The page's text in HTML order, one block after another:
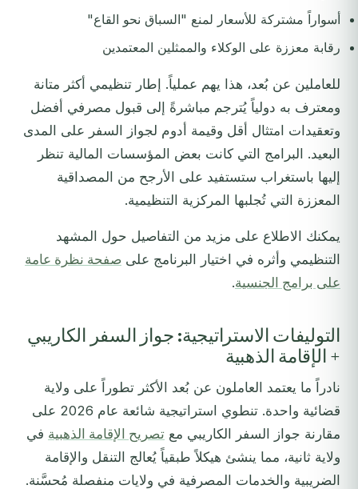
أسواراً مشتركة للأسعار لمنع "السباق نحو القاع"
رقابة معززة على الوكلاء والممثلين المعتمدين
للعاملين عن بُعد، هذا يهم عملياً. إطار تنظيمي أكثر متانة
ومعترف به دولياً يُترجم مباشرةً إلى قبول مصرفي أفضل
وتعقيدات امتثال أقل وقيمة أدوم لجواز السفر على المدى
البعيد. البرامج التي كانت بعض المؤسسات المالية تنظر
إليها باستغراب ستستفيد على الأرجح من المصداقية
المعززة التي تُجلبها المركزية التنظيمية.
يمكنك الاطلاع على مزيد من التفاصيل حول المشهد
التنظيمي وأثره في اختيار البرنامج على صفحة نظرة عامة
على برامج الجنسية.
التوليفات الاستراتيجية: جواز السفر الكاريبي
+ الإقامة الذهبية
نادراً ما يعتمد العاملون عن بُعد الأكثر تطوراً على ولاية
قضائية واحدة. تنطوي استراتيجية شائعة عام 2026 على
مقارنة جواز السفر الكاريبي مع تصريح الإقامة الذهبية في
ولاية ثانية، مما ينشئ هيكلاً طبقياً يُعالج التنقل والإقامة
الضريبية والخدمات المصرفية في ولايات منفصلة مُحسَّنة.